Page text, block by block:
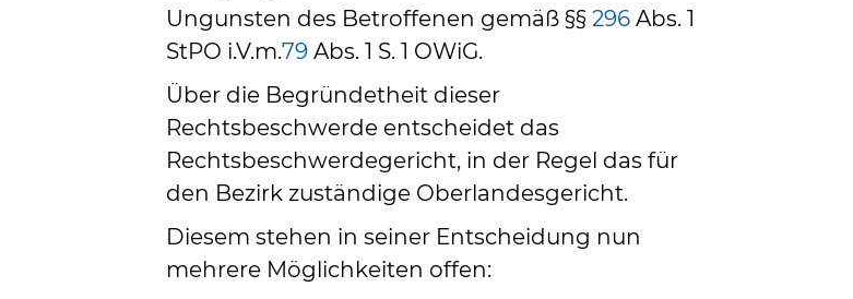
Ungunsten des Betroffenen gemäß §§ 296 Abs. 1
StPO i.V.m.79 Abs. 1 S. 1 OWiG.
Über die Begründetheit dieser
Rechtsbeschwerde entscheidet das
Rechtsbeschwerdegericht, in der Regel das für
den Bezirk zuständige Oberlandesgericht.
Diesem stehen in seiner Entscheidung nun
mehrere Möglichkeiten offen: